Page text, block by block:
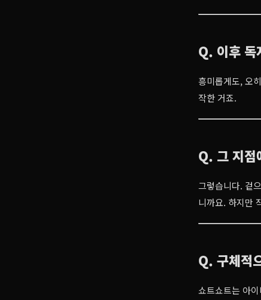
Q. 이후 독
흥미롭게도, 오
작한 거죠.
Q. 그 지점
그렇습니다. 겉
니까요. 하지만
Q. 구체적
쇼트쇼트는 아